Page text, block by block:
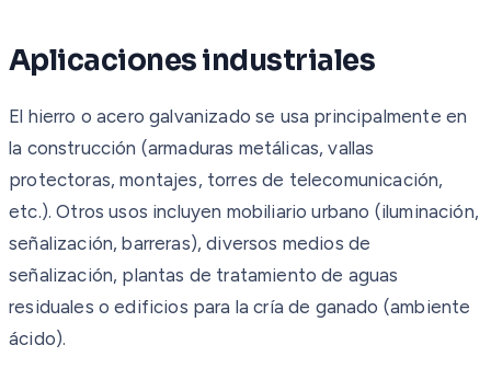
Aplicaciones industriales
El hierro o acero galvanizado se usa principalmente en
la construcción (armaduras metálicas, vallas
protectoras, montajes, torres de telecomunicación,
etc.). Otros usos incluyen mobiliario urbano (iluminación,
señalización, barreras), diversos medios de
señalización, plantas de tratamiento de aguas
residuales o edificios para la cría de ganado (ambiente
ácido).